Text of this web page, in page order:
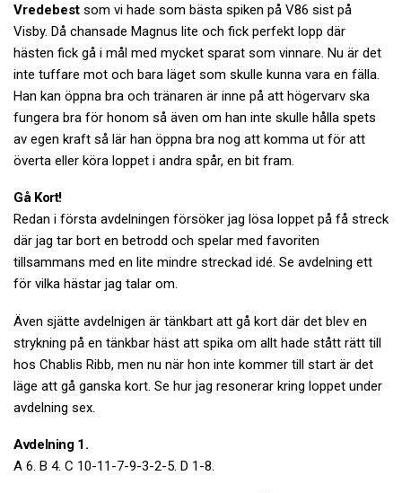
Vredebest som vi hade som bästa spiken på V86 sist på
Visby. Då chansade Magnus lite och fick perfekt lopp där
hästen fick gå i mål med mycket sparat som vinnare. Nu är det
inte tuffare mot och bara läget som skulle kunna vara en fälla.
Han kan öppna bra och tränaren är inne på att högervarv ska
fungera bra för honom så även om han inte skulle hålla spets
av egen kraft så lär han öppna bra nog att komma ut för att
överta eller köra loppet i andra spår, en bit fram.
Gå Kort!
Redan i första avdelningen försöker jag lösa loppet på få streck
där jag tar bort en betrodd och spelar med favoriten
tillsammans med en lite mindre streckad idé. Se avdelning ett
för vilka hästar jag talar om.
Även sjätte avdelnigen är tänkbart att gå kort där det blev en
strykning på en tänkbar häst att spika om allt hade stått rätt till
hos Chablis Ribb, men nu när hon inte kommer till start är det
läge att gå ganska kort. Se hur jag resonerar kring loppet under
avdelning sex.
Avdelning 1.
A 6. B 4. C 10-11-7-9-3-2-5. D 1-8.